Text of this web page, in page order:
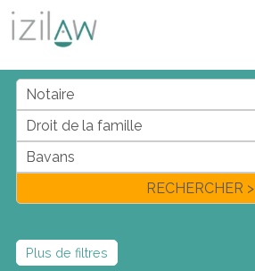
jdadi
fl
RECHERCHER >
Plus de filtres